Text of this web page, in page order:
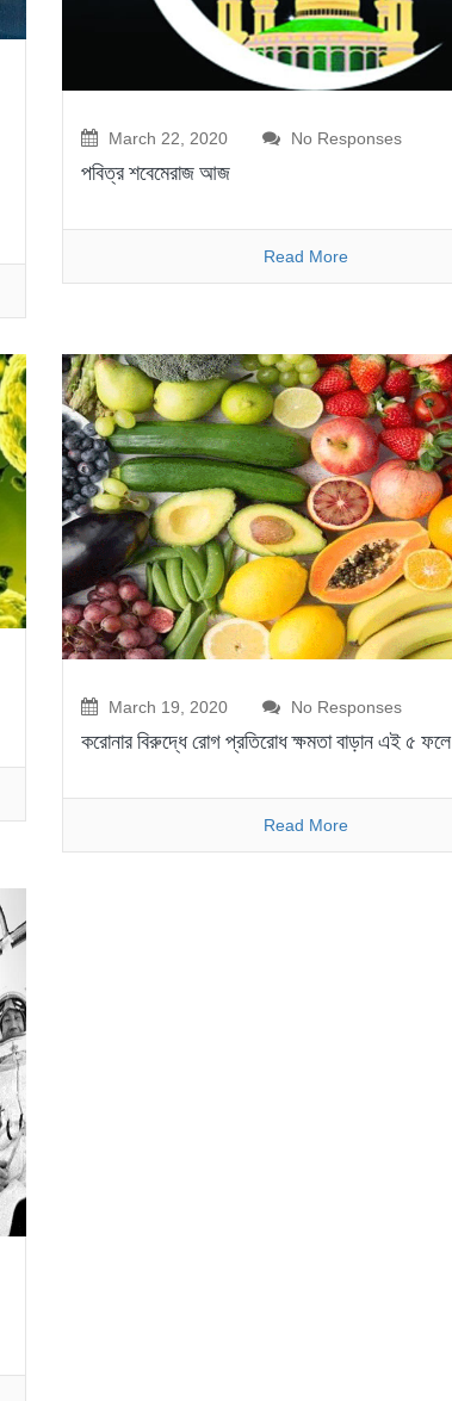
March 22, 2020 No Responses
পবিত্র শবেমেরাজ আজ
Read More
March 19, 2020 No Responses
করোনার বিরুদ্ধে রোগ প্রতিরোধ ক্ষমতা বাড়ান এই ৫ ফলে
Read More